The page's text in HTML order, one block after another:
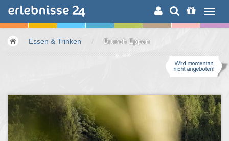
ERLEBNISSUCHE
Essen & Trinken / Brunch Eppan